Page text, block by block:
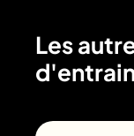
Les